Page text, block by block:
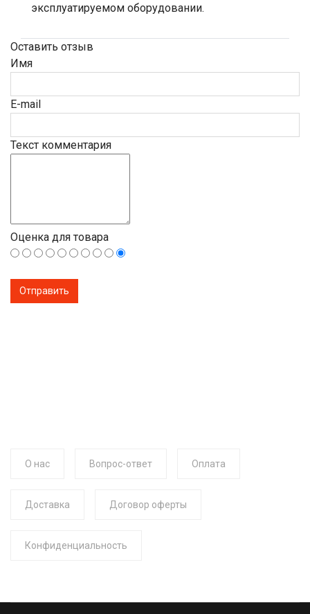
эксплуатируемом оборудовании.
Оставить отзыв
Имя
E-mail
Текст комментария
Оценка для товара
О нас Вопрос-ответ Оплата
Доставка Договор оферты
Конфиденциальность